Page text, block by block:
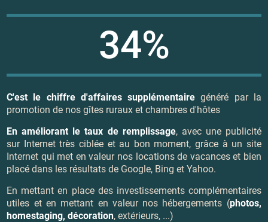
34%
C'est le chiffre d'affaires supplémentaire généré par la
promotion de nos gîtes ruraux et chambres d'hôtes
En améliorant le taux de remplissage, avec une publicité
sur Internet très ciblée et au bon moment, grâce à un site
Internet qui met en valeur nos locations de vacances et bien
placé dans les résultats de Google, Bing et Yahoo.
En mettant en place des investissements complémentaires
utiles et en mettant en valeur nos hébergements (photos,
homestaging, décoration, extérieurs, ...)